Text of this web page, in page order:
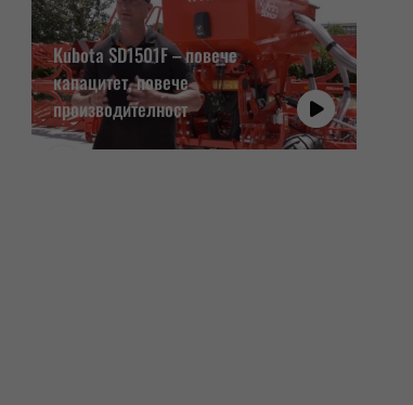
Kubota SD1501F – повече
капацитет, повече
производителност